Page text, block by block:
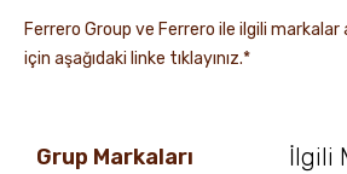
Ferrero Group ve Ferrero ile ilgili markalar
için aşağıdaki linke tıklayınız.*
Grup Markaları İlgili